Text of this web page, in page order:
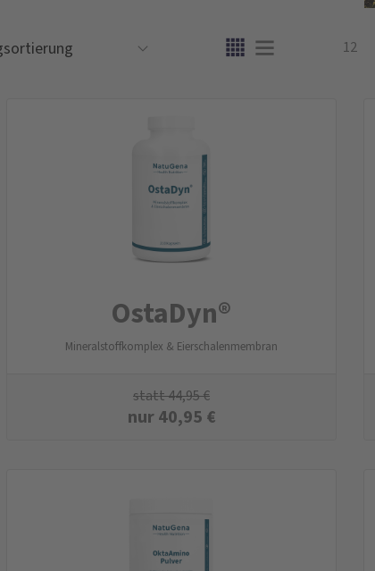
12
OstaDyn®
Mineralstoffkomplex & Eierschalenmembran
statt44,95€
nur40,95 €